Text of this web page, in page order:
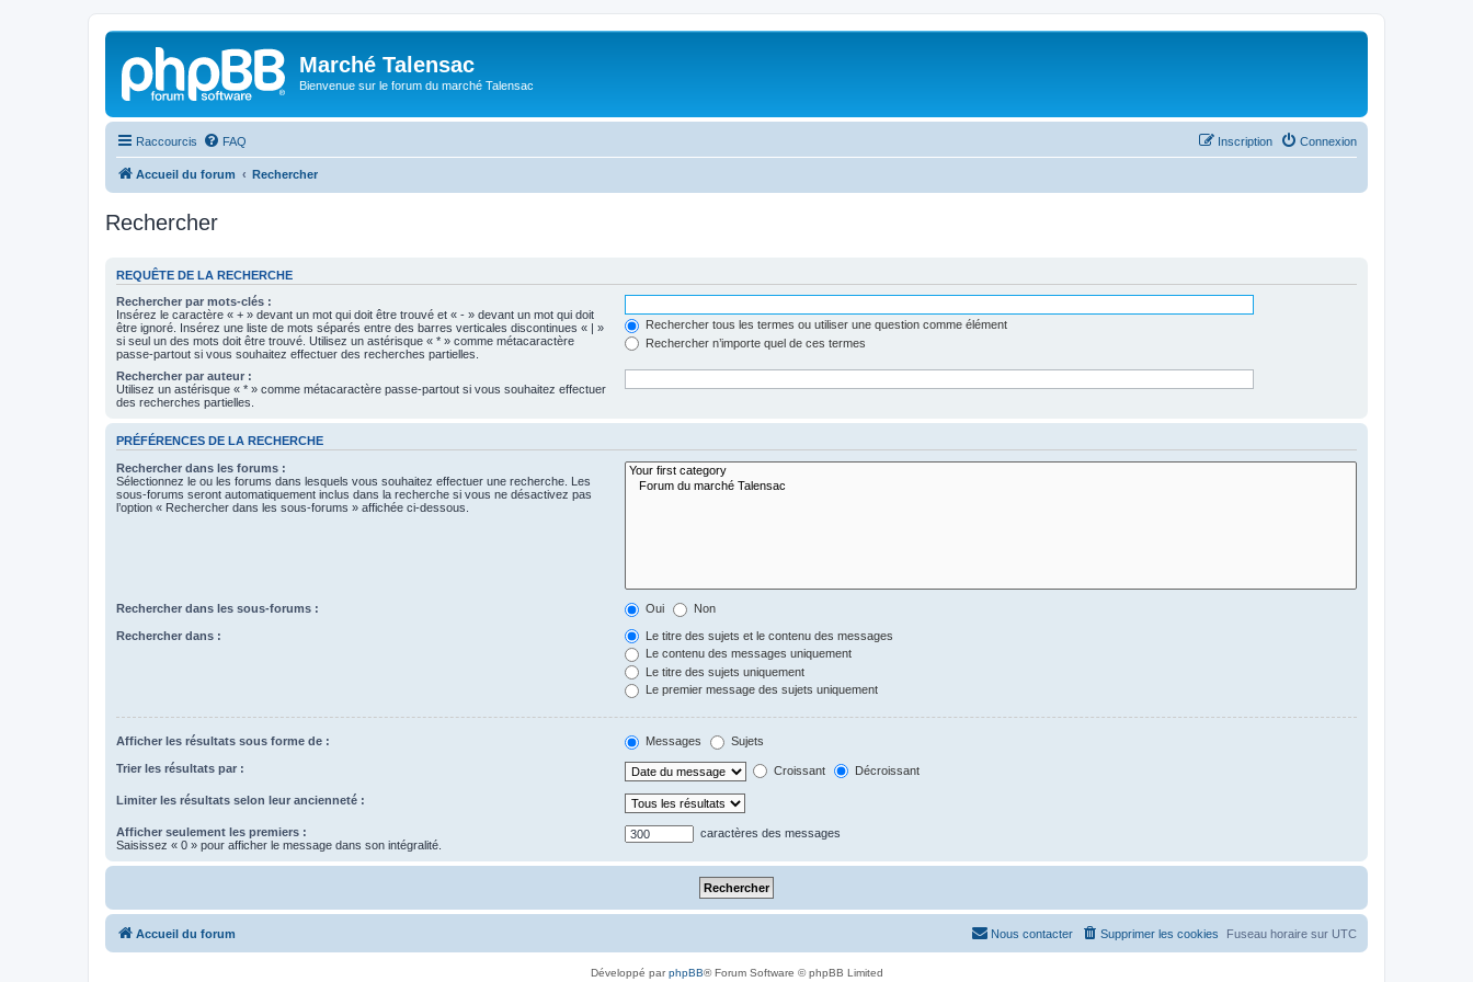
Marché Talensac
Bienvenue sur le forum du marché Talensac
Raccourcis FAQ Connexion
Inscription
Accueil du forum Rechercher
Rechercher
REQUÊTE DE LA RECHERCHE
Rechercher par mots-clés :
Insérez le caractère « + » devant un mot qui doit être trouvé et « - » devant un mot qui doit
être ignoré. Insérez une liste de mots séparés entre des barres verticales discontinues « | »
si seul un des mots doit être trouvé. Utilisez un astérisque « * » comme métacaractère
passe-partout si vous souhaitez effectuer des recherches partielles.
Rechercher tous les termes ou utiliser une question comme élément
Rechercher n’importe quel de ces termes
Rechercher par auteur :
Utilisez un astérisque « * » comme métacaractère passe-partout si vous souhaitez effectuer
des recherches partielles.
PRÉFÉRENCES DE LA RECHERCHE
Rechercher dans les forums :
Sélectionnez le ou les forums dans lesquels vous souhaitez effectuer une recherche. Les
sous-forums seront automatiquement inclus dans la recherche si vous ne désactivez pas
l’option « Rechercher dans les sous-forums » affichée ci-dessous.
Rechercher dans les sous-forums : Oui Non
Rechercher dans :
Le titre des sujets et le contenu des messages
Le contenu des messages uniquement
Le titre des sujets uniquement
Le premier message des sujets uniquement
Afficher les résultats sous forme de : Messages Sujets
Trier les résultats par : Croissant Décroissant
Limiter les résultats selon leur ancienneté :
Afficher seulement les premiers :
Saisissez « 0 » pour afficher le message dans son intégralité.
caractères des messages
Accueil du forum Fuseau horaire sur UTC
Supprimer les cookies
Nous contacter
Développé parphpBB® Forum Software © phpBB Limited